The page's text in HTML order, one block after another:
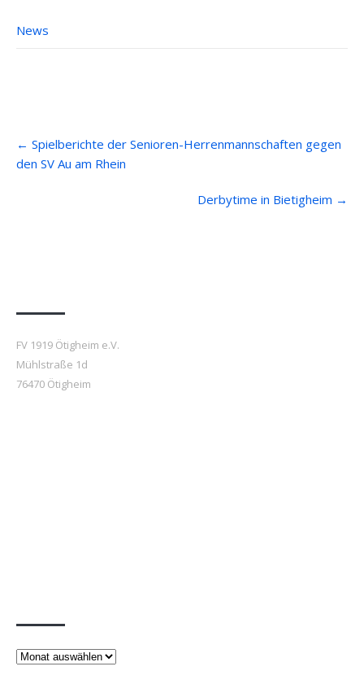
News
navigation
← Spielberichte der Senioren-Herrenmannschaften gegen
den SV Au am Rhein
Derbytime in Bietigheim →
FV 1919 Ötigheim e.V.
Mühlstraße 1d
76470 Ötigheim
Beiträge